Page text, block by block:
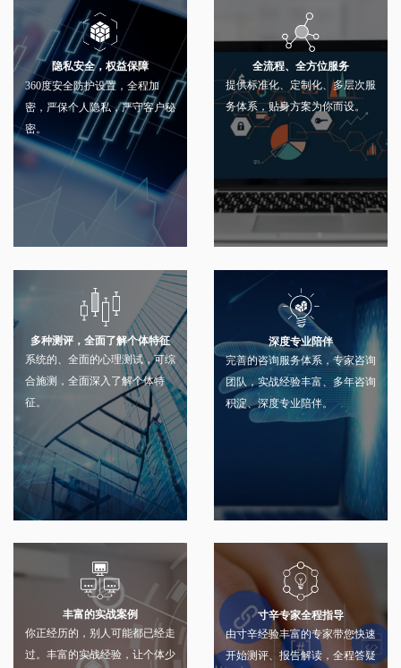
隐私安全，权益保障
360度安全防护设置，全程加
密，严保个人隐私，严守客户秘
密。
全流程、全方位服务
提供标准化、定制化、多层次服
务体系，贴身方案为你而设。
多种测评，全面了解个体特征
系统的、全面的心理测试，可综
合施测，全面深入了解个体特
征。
深度专业陪伴
完善的咨询服务体系，专家咨询
团队，实战经验丰富、多年咨询
积淀、深度专业陪伴。
丰富的实战案例
你正经历的，别人可能都已经走
过。丰富的实战经验，让个体少
寸辛专家全程指导
由寸辛经验丰富的专家带您快速
开始测评、报告解读，全程答疑